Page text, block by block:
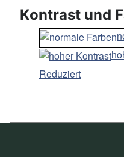
Kontrast und
Reduziert